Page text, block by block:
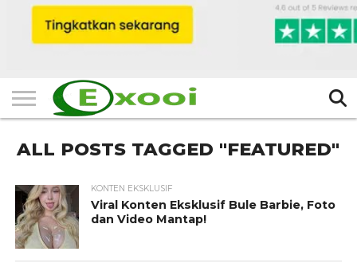
ALL POSTS TAGGED "FEATURED"
KONTEN EKSKLUSIF
Viral Konten Eksklusif Bule Barbie, Foto
dan Video Mantap!